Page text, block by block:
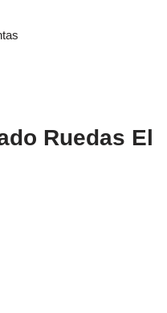
Ruedas El